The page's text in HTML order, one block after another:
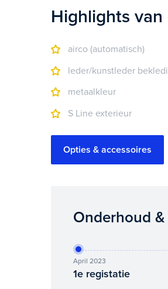
Highlights
airco (automatisch)
leder/kunstleder
metaalkleur
S Line exterieur
Opties & accessoires
Onderhoud
April 2023
1e registatie